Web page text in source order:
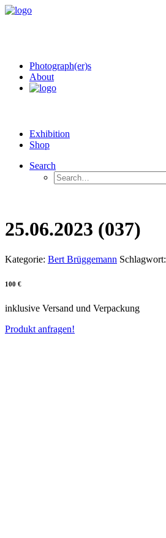
Photograph(er)s
About
Exhibition
Shop
Search
25.06.2023 (037)
Kategorie: Bert Brüggemann Schlagwort:
100 €
inklusive Versand und Verpackung
Produkt anfragen!